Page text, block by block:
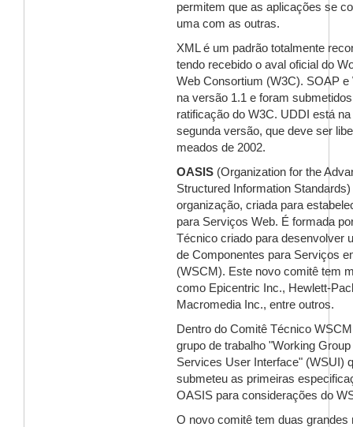
permitem que as aplicações se
uma com as outras.
XML é um padrão totalmente
tendo recebido o aval oficial do
Web Consortium (W3C). SOAP e
na versão 1.1 e foram
ratificação do W3C. UDDI está
segunda versão, que deve ser
meados de 2002.
OASIS (Organization for the
Structured Information
organização, criada para
para Serviços Web. É formada
Técnico criado para desenvolver
de Componentes para Serviços
(WSCM). Este novo comitê tem
como Epicentric Inc., Hewlett-
Macromedia Inc., entre outros.
Dentro do Comitê Técnico
grupo de trabalho "Working
Services User Interface" (WSUI)
submeteu as primeiras
OASIS para considerações do
O novo comitê tem duas grandes